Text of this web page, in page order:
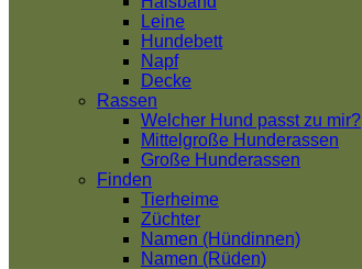
Leine
Hundebett
Napf
Decke
Rassen
Welcher Hund passt zu mir?
Mittelgroße Hunderassen
Große Hunderassen
Finden
Tierheime
Züchter
Namen (Hündinnen)
Namen (Rüden)